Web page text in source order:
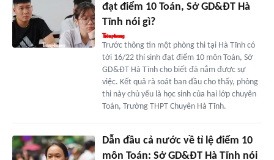
đạt điểm 10 Toán, Sở GD&ĐT Hà
Tĩnh nói gì?
Trước thông tin một phòng thi tại Hà Tĩnh có
tới 16/22 thí sinh đạt điểm 10 môn Toán, Sở
GD&ĐT Hà Tĩnh cho biết đã nắm được sự
việc. Kết quả rà soát ban đầu cho thấy, phòng
thi này chủ yếu là học sinh của hai lớp chuyên
Toán, Trường THPT Chuyên Hà Tĩnh.
Dẫn đầu cả nước về tỉ lệ điểm 10
môn Toán: Sở GD&ĐT Hà Tĩnh nói